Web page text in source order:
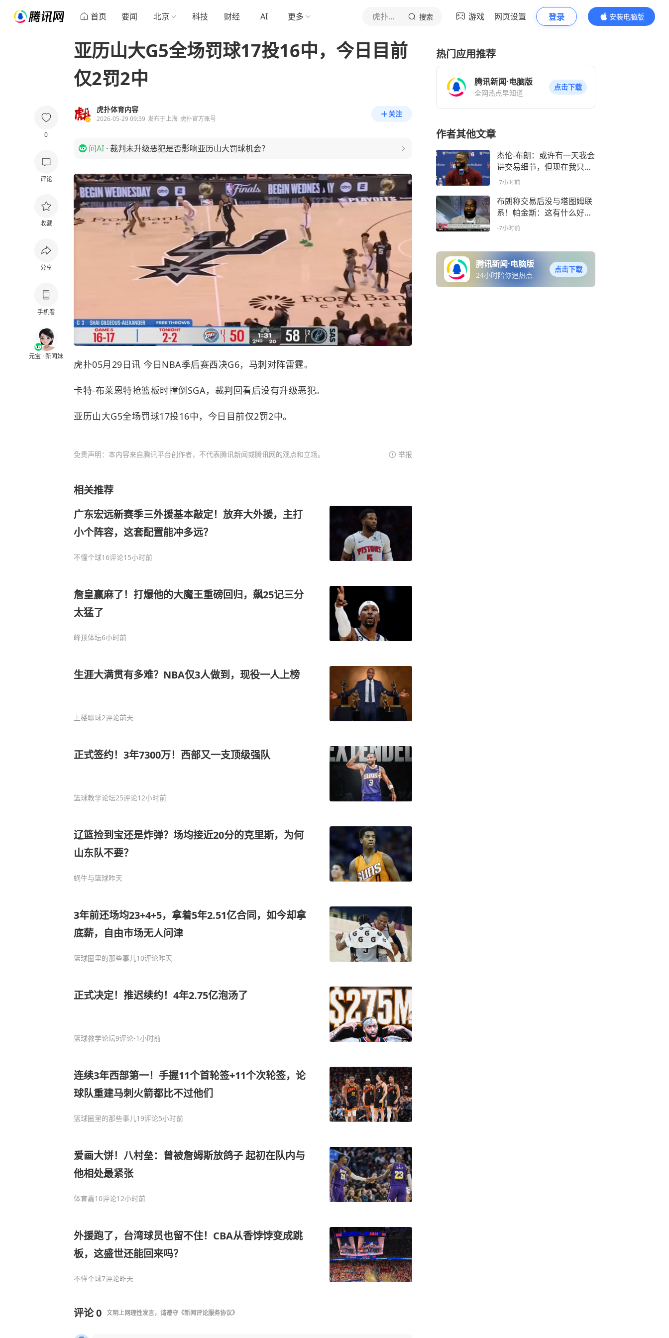
首页 要闻 北京 科技 财经 AI 更多 虎扑体育内容 搜索 游戏 网页设置 登录
安装电脑版
内容更精彩
0
评论
收藏
分享
手机看
元宝 · 新闻妹
亚历山大G5全场罚球17投16中，今日目前
仅2罚2中
虎扑体育内容
2026-05-29 09:39 发布于上海 虎扑官方账号
关注
问AI · 裁判未升级恶犯是否影响亚历山大罚球机会？
虎扑05月29日讯 今日NBA季后赛西决G6， 马刺对阵雷霆。
卡特-布莱恩特抢篮板时撞倒SGA，裁判回看后没有升级恶犯。
亚历山大G5全场罚球17投16中，今日目前仅2罚2中。
免责声明：本内容来自腾讯平台创作者，不代表腾讯新闻或腾讯网的观点和立场。 举报
相关推荐
广东宏远新赛季三外援基本敲定！放弃大外援，主打
小个阵容，这套配置能冲多远？
不懂个球16评论15小时前
詹皇赢麻了！打爆他的大魔王重磅回归，飙25记三分
太猛了
峰顶体坛6小时前
生涯大满贯有多难？NBA仅3人做到，现役一人上榜
上楼聊球2评论前天
正式签约！3年7300万！西部又一支顶级强队
篮球教学论坛25评论12小时前
辽篮捡到宝还是炸弹？场均接近20分的克里斯，为何
山东队不要？
蜗牛与篮球昨天
3年前还场均23+4+5，拿着5年2.51亿合同，如今却拿
底薪，自由市场无人问津
篮球圈里的那些事儿10评论昨天
正式决定！推迟续约！4年2.75亿泡汤了
篮球教学论坛9评论-1小时前
连续3年西部第一！手握11个首轮签+11个次轮签，论
球队重建马刺火箭都比不过他们
篮球圈里的那些事儿19评论5小时前
爱画大饼！八村垒：曾被詹姆斯放鸽子 起初在队内与
他相处最紧张
体育嘉10评论12小时前
外援跑了，台湾球员也留不住！CBA从香饽饽变成跳
板，这盛世还能回来吗？
不懂个球7评论昨天
评论0 文明上网理性发言，请遵守 《新闻评论服务协议》
热门应用推荐
腾讯新闻·电脑版
全网热点早知道
点击下载
作者其他文章
杰伦-布朗：或许有一天我会
讲交易细节，但现在我只专
注眼前
-7小时前
布朗称交易后没与塔图姆联
系！帕金斯：这有什么好意
外的？
-7小时前
腾讯新闻·电脑版
24小时陪你追热点
点击下载